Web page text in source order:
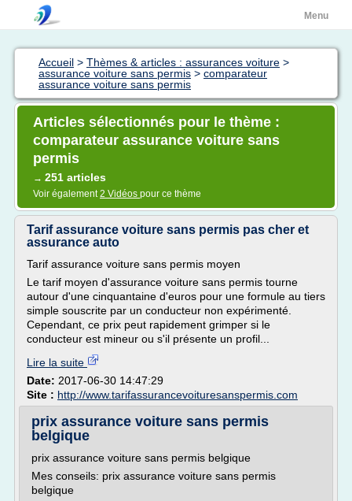
Menu
Accueil > Thèmes & articles : assurances voiture >
assurance voiture sans permis > comparateur
assurance voiture sans permis
Articles sélectionnés pour le thème :
comparateur assurance voiture sans
permis
→ 251 articles
Voir également2 Vidéos pour ce thème
Tarif assurance voiture sans permis pas cher et
assurance auto
Tarif assurance voiture sans permis moyen
Le tarif moyen d'assurance voiture sans permis tourne
autour d'une cinquantaine d'euros pour une formule au tiers
simple souscrite par un conducteur non expérimenté.
Cependant, ce prix peut rapidement grimper si le
conducteur est mineur ou s'il présente un profil...
Lire la suite
Date: 2017-06-30 14:47:29
Site : http://www.tarifassurancevoituresanspermis.com
prix assurance voiture sans permis
belgique
prix assurance voiture sans permis belgique
Mes conseils: prix assurance voiture sans permis
belgique